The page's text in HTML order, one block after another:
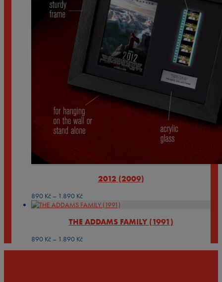
2012 (2009)
890 Kč – 1.890 KčRozpětí
cen:
až
THE ADDAMS FAMILY (1991)
890 Kč – 1.890 KčRozpětí